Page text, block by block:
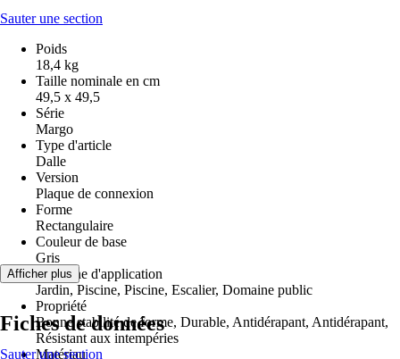
Sauter une section
Poids
18,4 kg
Taille nominale en cm
49,5 x 49,5
Série
Margo
Type d'article
Dalle
Version
Plaque de connexion
Forme
Rectangulaire
Couleur de base
Gris
Domaine d'application
Jardin, Piscine, Piscine, Escalier, Domaine public
Propriété
Bonne stabilité de forme, Durable, Antidérapant, Antidérapant,
Résistant aux intempéries
Matériau
Afficher plus
Fiches de données
Sauter une section